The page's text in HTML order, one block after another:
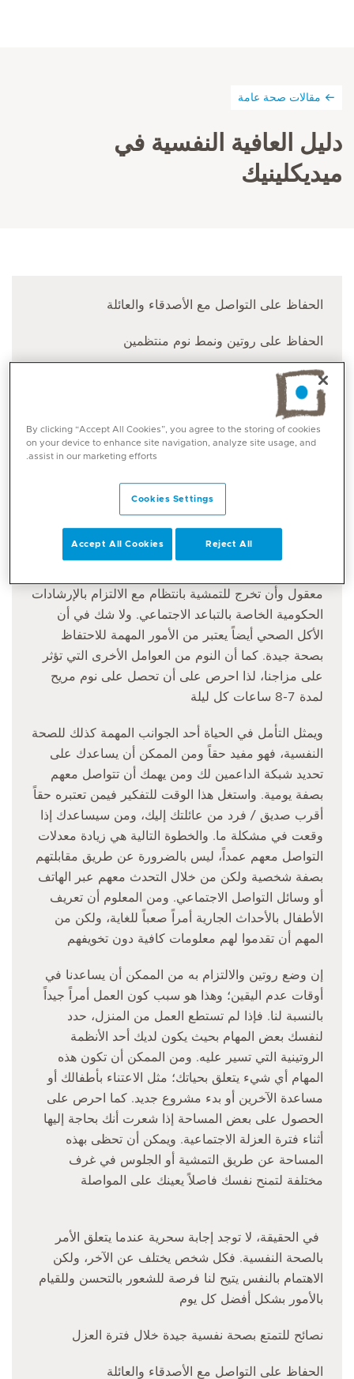
مقالات صحة عامة
دليل العافية النفسية في
ميديكلينيك
الحفاظ على التواصل مع الأصدقاء والعائلة
الحفاظ على روتين ونمط نوم منتظمين
التركيز على هواية أو تعلم شيء جديد
يختلف تصرف كل منا عن الآخر عند التباعد الاجتماعي،
حيث يعتمد على دوافع كل فرد وما يتمتع به من معرفة.
الجمهور على معلومات دقيقة وألا يعتمدوا على
المعلومات المنتشرة عبر وسائل التواصل الاجتماعي
معقول وأن تخرج للتمشية بانتظام مع الالتزام بالإرشادات
الحكومية الخاصة بالتباعد الاجتماعي. ولا شك في أن
الأكل الصحي أيضاً يعتبر من الأمور المهمة للاحتفاظ
بصحة جيدة. كما أن النوم من العوامل الأخرى التي تؤثر
على مزاجنا، لذا احرص على أن تحصل على نوم مريح
لمدة 7-8 ساعات كل ليلة
ويمثل التأمل في الحياة أحد الجوانب المهمة كذلك للصحة
النفسية، فهو مفيد حقاً ومن الممكن أن يساعدك على
تحديد شبكة الداعمين لك ومن يهمك أن تتواصل معهم
بصفة يومية. واستغل هذا الوقت للتفكير فيمن تعتبره حقاً
أقرب صديق / فرد من عائلتك إليك، ومن سيساعدك إذا
وقعت في مشكلة ما. والخطوة التالية هي زيادة معدلات
التواصل معهم عمداً، ليس بالضرورة عن طريق مقابلتهم
بصفة شخصية ولكن من خلال التحدث معهم عبر الهاتف
أو وسائل التواصل الاجتماعي. ومن المعلوم أن تعريف
الأطفال بالأحداث الجارية أمراً صعباً للغاية، ولكن من
المهم أن تقدموا لهم معلومات كافية دون تخويفهم
إن وضع روتين والالتزام به من الممكن أن يساعدنا في
أوقات عدم اليقين؛ وهذا هو سبب كون العمل أمراً جيداً
بالنسبة لنا. فإذا لم تستطع العمل من المنزل، حدد
لنفسك بعض المهام بحيث يكون لديك أحد الأنظمة
الروتينية التي تسير عليه. ومن الممكن أن تكون هذه
المهام أي شيء يتعلق بحياتك؛ مثل الاعتناء بأطفالك أو
مساعدة الآخرين أو بدء مشروع جديد. كما احرص على
الحصول على بعض المساحة إذا شعرت أنك بحاجة إليها
أثناء فترة العزلة الاجتماعية. ويمكن أن تحظى بهذه
المساحة عن طريق التمشية أو الجلوس في غرف
مختلفة لتمنح نفسك فاصلاً يعينك على المواصلة
في الحقيقة، لا توجد إجابة سحرية عندما يتعلق الأمر
بالصحة النفسية. فكل شخص يختلف عن الآخر، ولكن
الاهتمام بالنفس يتيح لنا فرصة للشعور بالتحسن وللقيام
بالأمور بشكل أفضل كل يوم
نصائح للتمتع بصحة نفسية جيدة خلال فترة العزل
الحفاظ على التواصل مع الأصدقاء والعائلة
By clicking “Accept All Cookies”, you agree to the storing of cookies
on your device to enhance site navigation, analyze site usage, and
assist in our marketing efforts.
Cookies Settings
Reject All
Accept All Cookies